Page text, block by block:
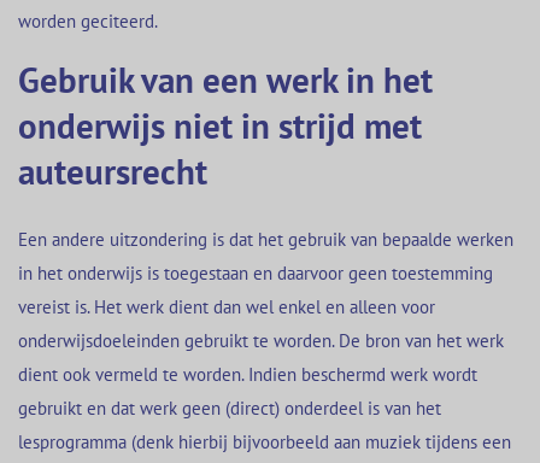
worden geciteerd.
Gebruik van een werk in het
onderwijs niet in strijd met
auteursrecht
Een andere uitzondering is dat het gebruik van bepaalde werken
in het onderwijs is toegestaan en daarvoor geen toestemming
vereist is. Het werk dient dan wel enkel en alleen voor
onderwijsdoeleinden gebruikt te worden. De bron van het werk
dient ook vermeld te worden. Indien beschermd werk wordt
gebruikt en dat werk geen (direct) onderdeel is van het
lesprogramma (denk hierbij bijvoorbeeld aan muziek tijdens een